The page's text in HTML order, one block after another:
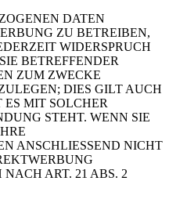
DATEN
ZU BETREIBEN,
WIDERSPRUCH
BETREFFENDER
ZUM ZWECKE
DIES GILT AUCH
ES MIT SOLCHER
STEHT. WENN SIE
ANSCHLIESSEND NICHT
ART. 21 ABS. 2